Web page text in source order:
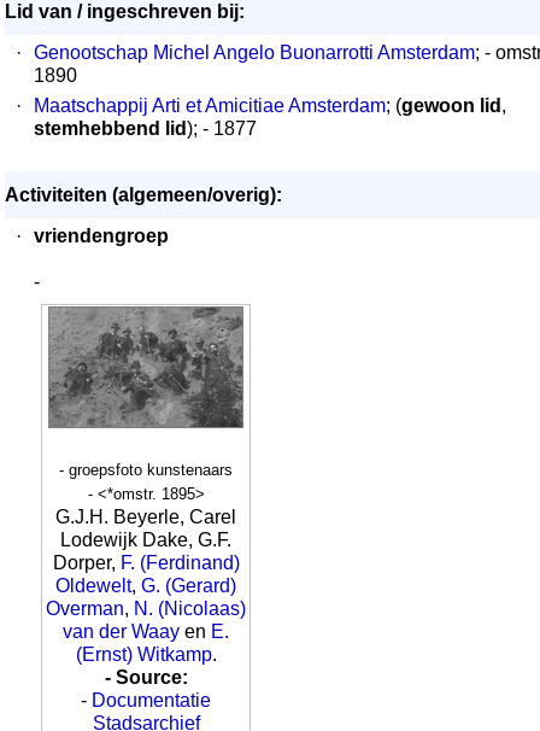
Lid van / ingeschreven bij:
·
Genootschap Michel Angelo Buonarrotti Amsterdam; -
1890
·
Maatschappij Arti et Amicitiae Amsterdam; (gewoon lid ,
stemhebbend lid); - 1877
Activiteiten (algemeen/overig):
·
vriendengroep
-
- groepsfoto kunstenaars
- <*omstr. 1895>
G.J.H. Beyerle, Carel
Lodewijk Dake, G.F.
Dorper, F. (Ferdinand)
Oldewelt, G. (Gerard)
Overman, N. (Nicolaas)
van der Waay en E.
(Ernst) Witkamp.
- Source:
- Documentatie
Stadsarchief